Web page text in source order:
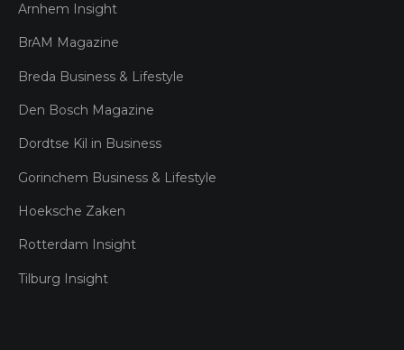
Arnhem Insight
BrAM Magazine
Breda Business & Lifestyle
Den Bosch Magazine
Dordtse Kil in Business
Gorinchem Business & Lifestyle
Hoeksche Zaken
Rotterdam Insight
Tilburg Insight